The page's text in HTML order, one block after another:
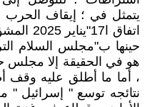
يتمثل في ؛ إيقاف الحرب
اتفاق
حينها ب"مجلس السلام
هو في الحقيقة إلا مجلس
، أما ما أطلق عليه وقف